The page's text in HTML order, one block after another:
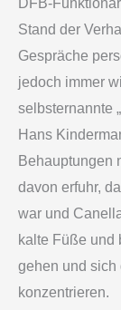
DFB-
Stand der
Gespräche
jedoch immer
selbsternannte
Hans
Behauptungen
davon erfuhr,
war und
kalte Füße und
gehen und sich
konzentrieren.